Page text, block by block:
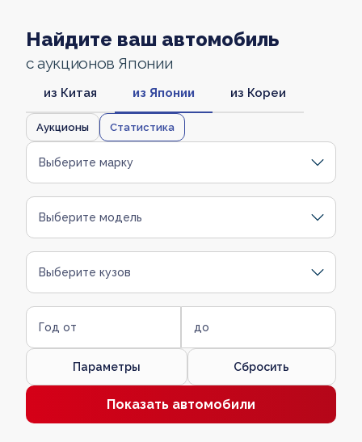
Найдите ваш автомобиль
с аукционов Японии
из Китая из Японии из Кореи
Аукционы Статистика
Выберите марку
Выберите модель
Выберите кузов
Год от до
Параметры Сбросить
Показать автомобили